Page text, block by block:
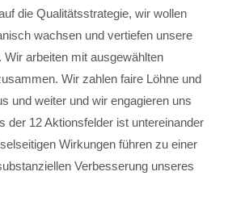
die Qualitätsstrategie, wir wollen
wachsen und vertiefen unsere
arbeiten mit ausgewählten
Wir zahlen faire Löhne und
und weiter und wir engagieren uns
der 12 Aktionsfelder ist untereinander
Wirkungen führen zu einer
Verbesserung unseres